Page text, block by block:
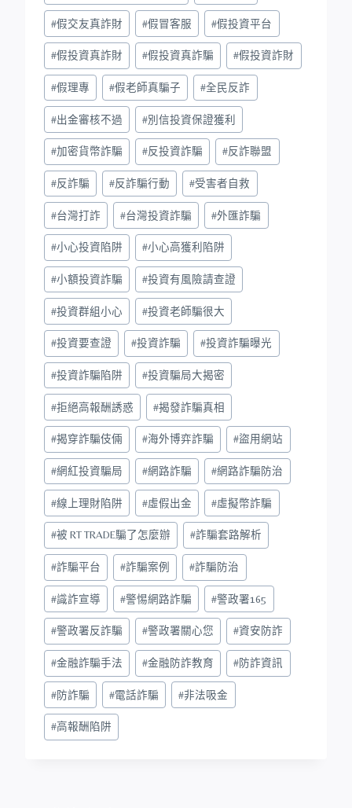
#假交友真詐財 #假冒客服 #假投資平台
#假投資真詐財 #假投資真詐騙 #假投資詐財
#假理專 #假老師真騙子 #全民反詐
#出金審核不過 #別信投資保證獲利
#加密貨幣詐騙 #反投資詐騙 #反詐聯盟
#反詐騙 #反詐騙行動 #受害者自救
#台灣打詐 #台灣投資詐騙 #外匯詐騙
#小心投資陷阱 #小心高獲利陷阱
#小額投資詐騙 #投資有風險請查證
#投資群組小心 #投資老師騙很大
#投資要查證 #投資詐騙 #投資詐騙曝光
#投資詐騙陷阱 #投資騙局大揭密
#拒絕高報酬誘惑 #揭發詐騙真相
#揭穿詐騙伎倆 #海外博弈詐騙 #盜用網站
#網紅投資騙局 #網路詐騙 #網路詐騙防治
#線上理財陷阱 #虛假出金 #虛擬幣詐騙
#被 RT TRADE騙了怎麼辦 #詐騙套路解析
#詐騙平台 #詐騙案例 #詐騙防治
#識詐宣導 #警惕網路詐騙 #警政署165
#警政署反詐騙 #警政署關心您 #資安防詐
#金融詐騙手法 #金融防詐教育 #防詐資訊
#防詐騙 #電話詐騙 #非法吸金
#高報酬陷阱